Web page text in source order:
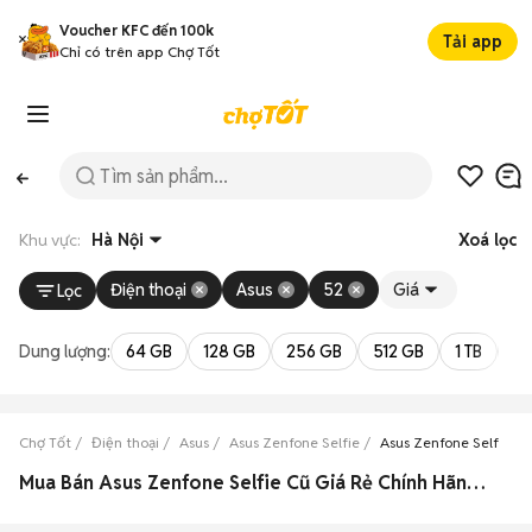
Voucher KFC đến 100k
Chỉ có trên app Chợ Tốt
Tải app
Khu vực: Hà Nội Xoá lọc
Lọc Điện thoại Asus 52 Giá
Dung lượng: 64 GB 128 GB 256 GB 512 GB 1 TB
Chợ Tốt Điện thoại Asus Asus Zenfone Selfie Asus Zenfone Selfie
Mua Bán Asus Zenfone Selfie Cũ Giá Rẻ Chính Hãng Hà Nội